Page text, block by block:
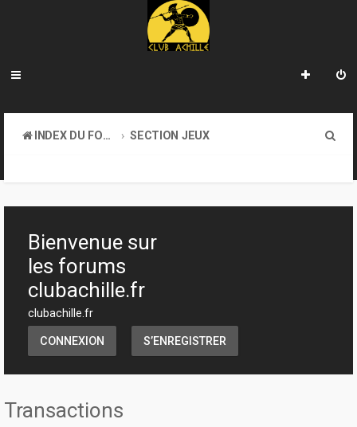
INDEX DU FORUM
SECTION JEUX
h
Bienvenue sur
les forums
clubachille.fr
clubachille.fr
CONNEXION S’ENREGISTRER
Transactions